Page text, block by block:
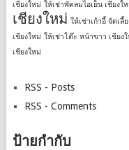
เชียงใหม่ ให้เช่าพัดลมไอเย็น เชียงใ
เชียงใหม่ ให้เช่าเก้าอี้ จัดเลี้
เชียงใหม่ ให้เช่าโต๊ะ หน้าขาว เชียง
เชียงใหม่
RSS - Posts
RSS - Comments
ป้ายกำกับ